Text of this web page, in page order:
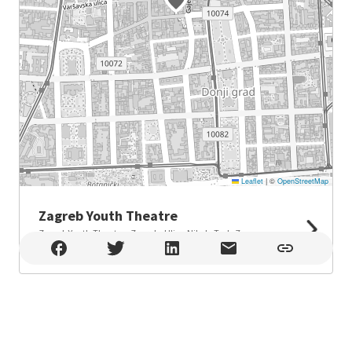
Leaflet |© OpenStreetMap
Zagreb Youth Theatre
Zagreb Youth Theatre , Zagreb , Ulica Nikole Tesle 7,
Zagreb